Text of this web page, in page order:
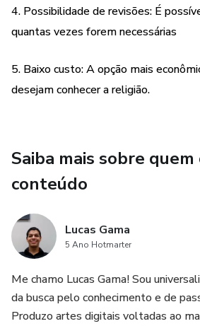
História da Umbanda e muito mais.
Umbanda de forma organizada.
4. Possibilidade de revisões: É
quantas vezes forem necessárias
5. Baixo custo: A opção mais
desejam conhecer a religião.
Saiba mais sobre quem
conteúdo
Lucas Gama
5 Ano Hotmarter
Me chamo Lucas Gama! Sou
da busca pelo conhecimento e de
Produzo artes digitais voltadas ao